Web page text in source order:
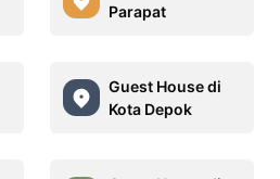
Parapat
Guest House di
Kota Depok